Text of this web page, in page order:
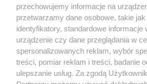
Wydawcąrzeszow-
FUNDACJA MEDIÓW
ul. Kopernika 10, 35-002
przechowujemy informacje na
przetwarzamy dane osobowe, takie
identyfikatory, standardowe informacje
urządzenie czy dane przeglądania w
spersonalizowanych reklam, wybór
treści, pomiar reklam i treści, badanie
ulepszanie usług. Za zgodą